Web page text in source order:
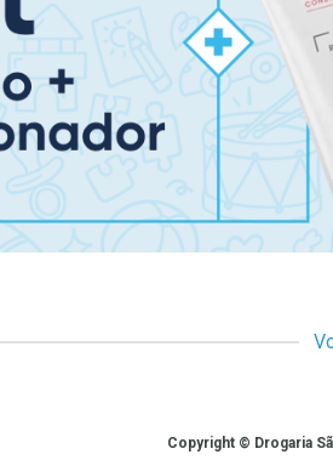
Copyright © Drogaria